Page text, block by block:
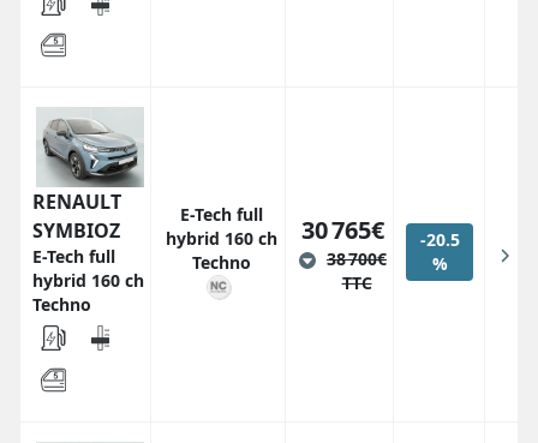
RENAULT
SYMBIOZ
E-Tech full
hybrid 160 ch
Techno
E-Tech full
hybrid 160 ch
Techno
30 765€
38 700€
TTC
-20.5
%